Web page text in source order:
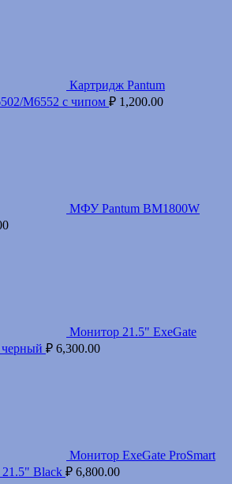
Картридж Pantum
M6552 с чипом ₽ 1,200.00
МФУ Pantum BM1800W
Монитор 21.5" ExeGate
₽ 6,300.00
Монитор ExeGate ProSmart
Black ₽ 6,800.00